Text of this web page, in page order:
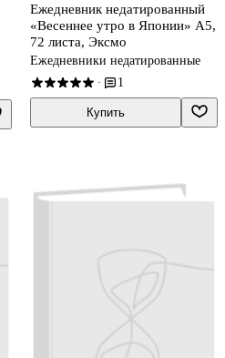
Ежедневник недатированный
«Весеннее утро в Японии» А5,
72 листа, Эксмо
Ежедневники недатированные
· 1
Купить